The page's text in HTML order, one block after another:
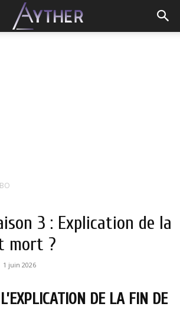
3 : Explication de la
mort ?
1 juin 2026
DE LA FIN DE